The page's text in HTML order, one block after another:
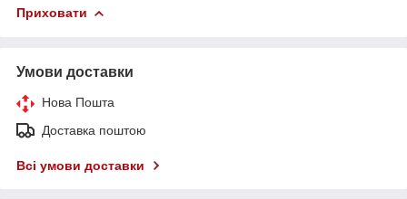
Приховати
Умови доставки
Нова Пошта
Доставка поштою
Всі умови доставки